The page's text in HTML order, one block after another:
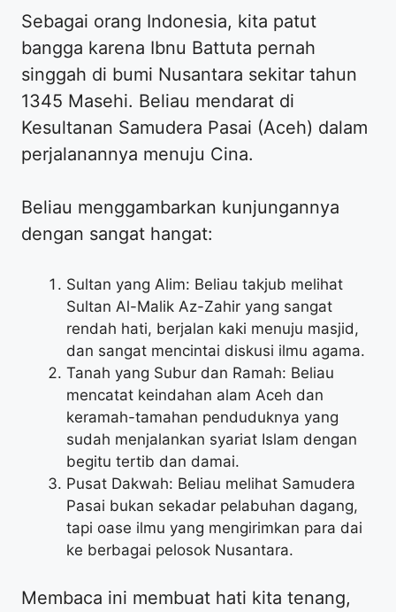
Sebagai orang Indonesia, kita patut
bangga karena Ibnu Battuta pernah
singgah di bumi Nusantara sekitar tahun
1345 Masehi. Beliau mendarat di
Kesultanan Samudera Pasai (Aceh) dalam
perjalanannya menuju Cina.
Beliau menggambarkan kunjungannya
dengan sangat hangat:
Sultan yang Alim: Beliau takjub melihat
Sultan Al-Malik Az-Zahir yang sangat
rendah hati, berjalan kaki menuju masjid,
dan sangat mencintai diskusi ilmu agama.
Tanah yang Subur dan Ramah: Beliau
mencatat keindahan alam Aceh dan
keramah-tamahan penduduknya yang
sudah menjalankan syariat Islam dengan
begitu tertib dan damai.
Pusat Dakwah: Beliau melihat Samudera
Pasai bukan sekadar pelabuhan dagang,
tapi oase ilmu yang mengirimkan para dai
ke berbagai pelosok Nusantara.
Membaca ini membuat hati kita tenang,